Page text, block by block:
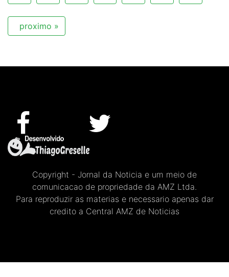
proximo »
Copyright - Jornal da Noticia e um meio de
comunicacao de propriedade da AMZ Ltda.
Para reproduzir as materias e necessario apenas dar
credito a Central AMZ de Noticias